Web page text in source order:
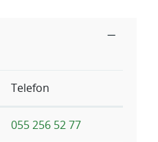
Telefon
055 256 52 77